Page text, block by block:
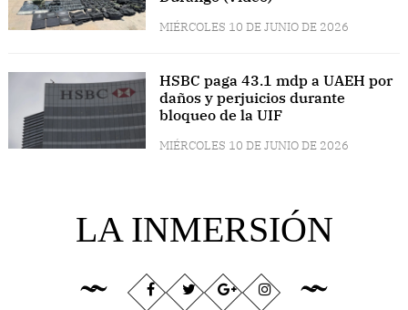
MIÉRCOLES 10 DE JUNIO DE 2026
HSBC paga 43.1 mdp a UAEH por
daños y perjuicios durante
bloqueo de la UIF
MIÉRCOLES 10 DE JUNIO DE 2026
LA INMERSIÓN